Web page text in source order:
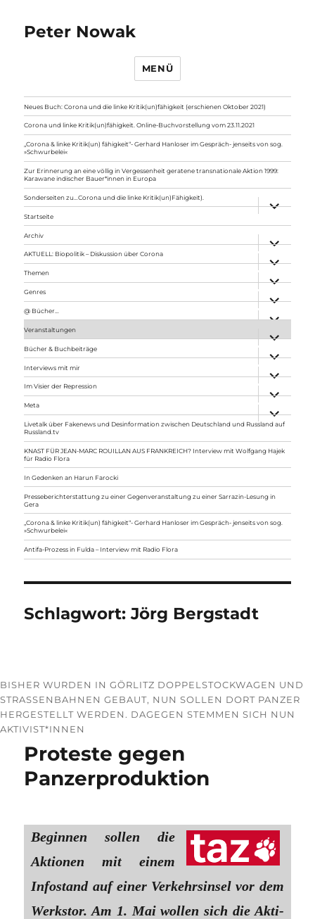
Peter Nowak
MENÜ
Neues Buch: Corona und die linke Kritik(un)fähigkeit (erschienen Oktober 2021)
Corona und linke Kritik(un)fähigkeit. Online-Buchvorstellung vom 23.11.2021
„Corona & linke Kritik(un) fähigkeit“- Gerhard Hanloser im Gespräch- jenseits von sog.
»Schwurbelei«
Zur Erinnerung an eine völlig in Vergessenheit geratene transnationale Aktion 1999:
Karawane indischer Bauer*innen in Europa
Sonderseiten zu…Corona und die linke Kritik(un)Fähigkeit).
anzeigen
Startseite
Archiv
anzeigen
AKTUELL: Biopolitik – Diskussion über Corona
anzeigen
Themen
anzeigen
Genres
anzeigen
@ Bücher…
Veranstaltungen
anzeigen
Bücher & Buchbeiträge
anzeigen
Interviews mit mir
anzeigen
Im Visier der Repression
anzeigen
Meta
anzeigen
Livetalk über Fakenews und Desinformation zwischen Deutschland und Russland auf
Russland.tv
KNAST FÜR JEAN-MARC ROUILLAN AUS FRANKREICH? Interview mit Wolfgang Hajek
für Radio Flora
In Gedenken an Harun Farocki
Presseberichterstattung zu einer Gegenveranstaltung zu einer Sarrazin-Lesung in
Gera
„Corona & linke Kritik(un) fähigkeit“- Gerhard Hanloser im Gespräch- jenseits von sog.
»Schwurbelei«
Antifa-Prozess in Fulda – Interview mit Radio Flora
Schlagwort:Jörg Bergstadt
BISHER WURDEN IN GÖRLITZ DOPPELSTOCKWAGEN UND
STRASSENBAHNEN GEBAUT, NUN SOLLEN DORT PANZER H
ERGESTELLT WERDEN. DAGEGEN STEMMEN SICH NUN A
KTIVIST*INNEN
Proteste gegen
Panzerproduktion
Beginnen sollen die
Aktionen mit einem
Infostand auf einer Verkehrsinsel vor dem
Werkstor. Am 1. Mai wollen sich die Ak­ti­